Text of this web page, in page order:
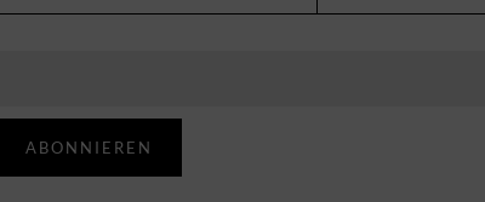
ABONNIEREN